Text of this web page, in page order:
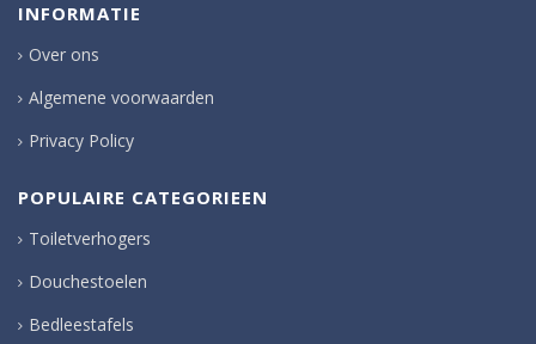
INFORMATIE
Over ons
Algemene voorwaarden
Privacy Policy
POPULAIRE CATEGORIEEN
Toiletverhogers
Douchestoelen
Bedleestafels